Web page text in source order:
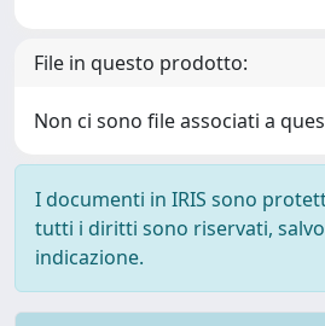
File in questo prodotto:
Non ci sono file associati a
I documenti in IRIS sono
tutti i diritti sono riservati,
indicazione.